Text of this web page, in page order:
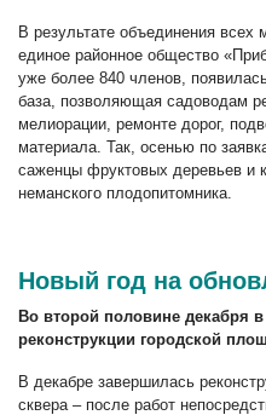
В результате объединения
единое районное общество
уже более 840 членов,
база, позволяющая садоводам
мелиорации, ремонте дорог,
материала. Так, осенью по
саженцы фруктовых деревьев и
неманского плодопитомника.
Новый год на
Во второй половине декабря
реконструкции городской
В декабре завершилась
сквера – после работ